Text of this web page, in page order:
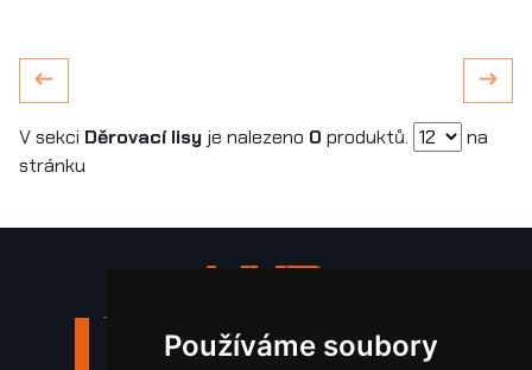
Používáme soubory
V sekci Děrovací lisy je nalezeno 0 produktů.
na
stránku
Stroje a zařízení